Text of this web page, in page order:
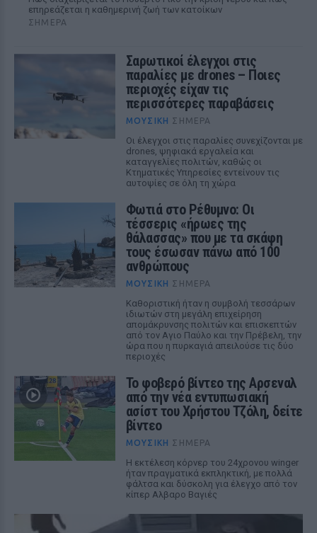
επηρεάζεται η καθημερινή ζωή των κατοίκων
ΣΉΜΕΡΑ
Σαρωτικοί έλεγχοι στις
παραλίες με drones – Ποιες
περιοχές είχαν τις
περισσότερες παραβάσεις
ΜΟΥΣΙΚΉ ΣΉΜΕΡΑ
Οι έλεγχοι στις παραλίες συνεχίζονται με
drones, ψηφιακά εργαλεία και
καταγγελίες πολιτών, καθώς οι
Κτηματικές Υπηρεσίες εντείνουν τις
αυτοψίες σε όλη τη χώρα
Φωτιά στο Ρέθυμνο: Οι
τέσσερις «ήρωες της
θάλασσας» που με τα σκάφη
τους έσωσαν πάνω από 100
ανθρώπους
ΜΟΥΣΙΚΉ ΣΉΜΕΡΑ
Καθοριστική ήταν η συμβολή τεσσάρων
ιδιωτών στη μεγάλη επιχείρηση
απομάκρυνσης πολιτών και επισκεπτών
από τον Αγιο Παύλο και την Πρέβελη, την
ώρα που η πυρκαγιά απειλούσε τις δύο
περιοχές
Το φοβερό βίντεο της Αρσεναλ
από την νέα εντυπωσιακή
ασίστ του Χρήστου Τζόλη, δείτε
βίντεο
ΜΟΥΣΙΚΉ ΣΉΜΕΡΑ
Η εκτέλεση κόρνερ του 24χρονου winger
ήταν πραγματικά εκπληκτική, με πολλά
φάλτσα και δύσκολη για έλεγχο από τον
κίπερ Αλβαρο Βαγιές